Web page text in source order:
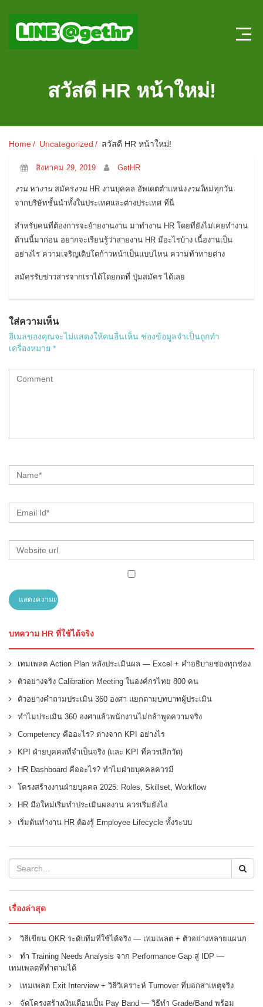
ระบบประเมินผลออนไลน์
สวัสดี HR หน้าใหม่!
Home Uncategorized สวัสดี HR หน้าใหม่!
สิงหาคม 29, 2019 GetHR
งาน หา งาน สมัครงาน HR งานบุคคล อัพเดตตำแหน่งงานใหม่ทุกวัน
จากบริษัทชั้นนำทั้งในประเทศและต่างประเทศ ที่นี่
สำหรับคนที่ต้องการจะย้ายงานงาน มาทำงาน HR โดยที่ยังไม่เคยทำงาน
ด้านนี้มาก่อน อยากจะเรียนรู้ว่าสายงาน HR มีอะไรบ้าง เนื้องานเป็น
อย่างไร ความเจริญเติบโตก้าวหน้าเป็นแบบไหน ความท้าทายต่าง
สมัครรับข่าวสารจากเราได้โดยกดที่ ปุ่มสมัคร ได้เลย
ใส่ความเห็น
อีเมลของคุณจะไม่แสดงให้คนอื่นเห็น ช่องข้อมูลจำเป็นถูกทำ
เครื่องหมาย *
บทความ HR ที่ใช้ได้จริง
เทมเพลต Action Plan หลังประเมินผล — Excel + คำอธิบายช่องทุกช่อง
ตัวอย่างจริง Calibration Meeting ในองค์กรไทย 800 คน
ตัวอย่างคำถามประเมิน 360 องศา แยกตามบทบาทผู้ประเมิน
ทำไมประเมิน 360 องศาแล้วพนักงานไม่กล้าพูดความจริง
Competency คืออะไร? ต่างจาก KPI อย่างไร
KPI ฝ่ายบุคคลที่จำเป็นจริง (และ KPI ที่ควรเลิกวัด)
HR Dashboard คืออะไร? ทำไมฝ่ายบุคคลควรมี
โครงสร้างงานฝ่ายบุคคล 2025: Roles, Skillset, Workflow
HR มือใหม่เริ่มทำประเมินผลงาน ควรเริ่มยังไง
เริ่มต้นทำงาน HR ต้องรู้ Employee Lifecycle ทั้งระบบ
เรื่องล่าสุด
วิธีเขียน OKR ระดับทีมที่ใช้ได้จริง — เทมเพลต + ตัวอย่างหลายแผนก
ทำ Training Needs Analysis จาก Performance Gap สู่ IDP —
เทมเพลตที่ทำตามได้
เทมเพลต Exit Interview + วิธีวิเคราะห์ Turnover ที่บอกสาเหตุจริง
จัดโครงสร้างเงินเดือนเป็น Pay Band — วิธีทำ Grade/Band พร้อม